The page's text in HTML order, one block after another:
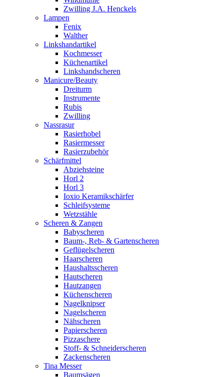
Zwilling J.A. Henckels
Lampen
Fenix
Walther
Linkshandartikel
Kochmesser
Küchenartikel
Linkshandscheren
Manicure/Beauty
Dreiturm
Instrumente
Rubis
Zwilling
Nassrasur
Rasierhobel
Rasiermesser
Rasierzubehör
Schärfmittel
Abziehsteine
Horl 2
Horl 3
Ioxio Keramikschärfer
Schleifsysteme
Wetzstähle
Scheren & Zangen
Babyscheren
Baum-, Reb- & Gartenscheren
Geflügelscheren
Haarscheren
Haushaltsscheren
Hautscheren
Hautzangen
Küchenscheren
Nagelknipser
Nagelscheren
Nähscheren
Papierscheren
Pizzaschere
Stoff- & Schneiderscheren
Zackenscheren
Tina Messer
Baumsägen